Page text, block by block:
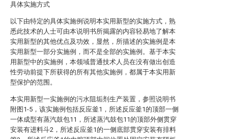
具体实施方式
以下由特定的具体实施例说明本实用新型的实施方式，熟
悉此技术的人士可由本说明书所揭露的内容轻易地了解本
实用新型的其他优点及功效，显然，所描述的实施例是本
实用新型一部分实施例，而不是全部的实施例。基于本实
用新型中的实施例，本领域普通技术人员在没有做出创造
性劳动前提下所获得的所有其他实施例，都属于本实用新
型保护的范围。
本实用新型一实施例的污水阻垢剂生产装置，参照说明书
附图1-5，该实施例包括反应釜1，所述反应釜1的顶部一侧
一体成型有蒸汽鼓包11，所述蒸汽鼓包11的顶部外侧贯穿
安装有进料斗2，所述反应釜1的一侧底部贯穿安装有排料